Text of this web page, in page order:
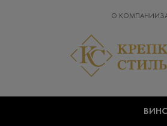
О КОМПАНИИ